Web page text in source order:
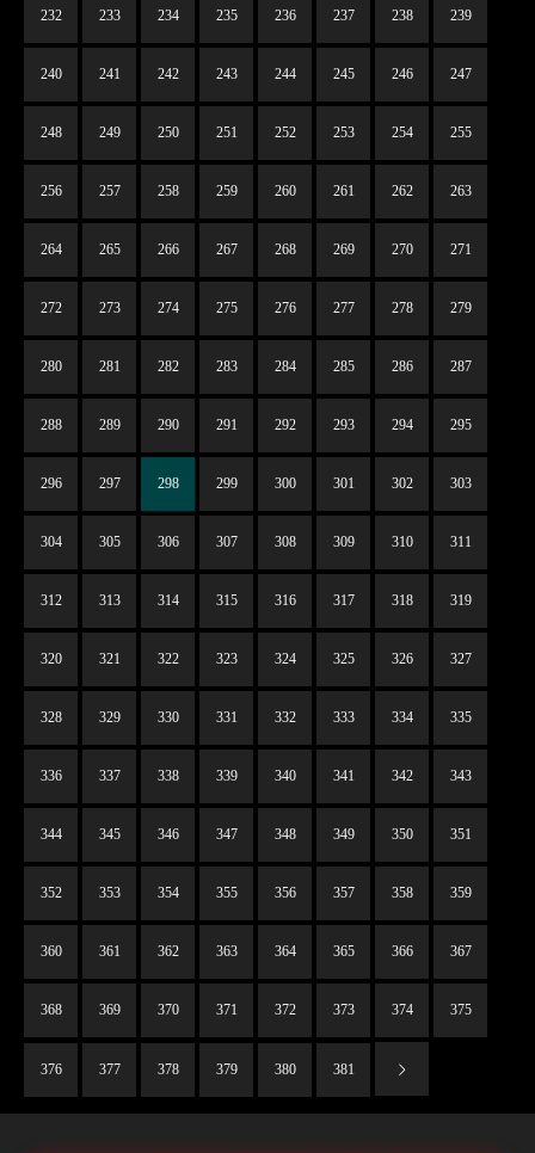
232 233 234 235 236 237 238 239
240 241 242 243 244 245 246 247
248 249 250 251 252 253 254 255
256 257 258 259 260 261 262 263
264 265 266 267 268 269 270 271
272 273 274 275 276 277 278 279
280 281 282 283 284 285 286 287
288 289 290 291 292 293 294 295
296 297 298 299 300 301 302 303
304 305 306 307 308 309 310 311
312 313 314 315 316 317 318 319
320 321 322 323 324 325 326 327
328 329 330 331 332 333 334 335
336 337 338 339 340 341 342 343
344 345 346 347 348 349 350 351
352 353 354 355 356 357 358 359
360 361 362 363 364 365 366 367
368 369 370 371 372 373 374 375
376 377 378 379 380 381